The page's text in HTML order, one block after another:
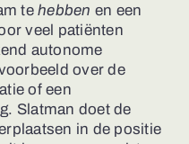
tehebben en een
veel patiënten
autonome
over de
of een
Slatman doet de
in de positie